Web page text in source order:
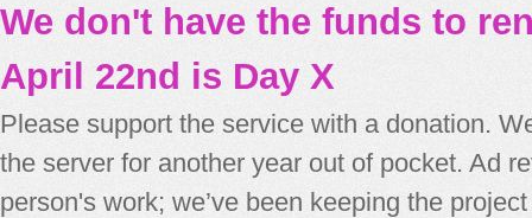
We don't have the funds to
April 22nd is Day X
Please support the service with a donation.
the server for another year out of pocket. Ad
person's work; we’ve been keeping the